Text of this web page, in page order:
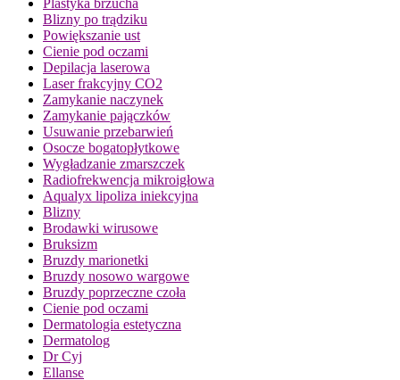
Plastyka brzucha
Blizny po trądziku
Powiększanie ust
Cienie pod oczami
Depilacja laserowa
Laser frakcyjny CO2
Zamykanie naczynek
Zamykanie pajączków
Usuwanie przebarwień
Osocze bogatopłytkowe
Wygładzanie zmarszczek
Radiofrekwencja mikroigłowa
Aqualyx lipoliza iniekcyjna
Blizny
Brodawki wirusowe
Bruksizm
Bruzdy marionetki
Bruzdy nosowo wargowe
Bruzdy poprzeczne czoła
Cienie pod oczami
Dermatologia estetyczna
Dermatolog
Dr Cyj
Ellanse